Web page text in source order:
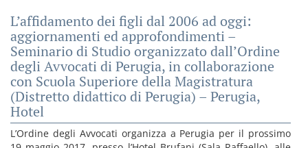
L’affidamento dei figli dal 2006 ad oggi:
aggiornamenti ed approfondimenti –
Seminario di Studio organizzato dall’Ordine
degli Avvocati di Perugia, in collaborazione
con Scuola Superiore della Magistratura
(Distretto didattico di Perugia) – Perugia,
Hotel
L’Ordine degli Avvocati organizza a Perugia per il prossimo